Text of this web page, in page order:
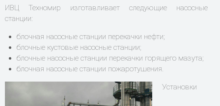
ИВЦ Техномир изготавливает следующие насосные
станции:
блочная насосные станции перекачки нефти;
блочные кустовые насосные станции;
блочные насосные станции перекачки горящего мазута;
блочная насосные станции пожаротушения.
Установки